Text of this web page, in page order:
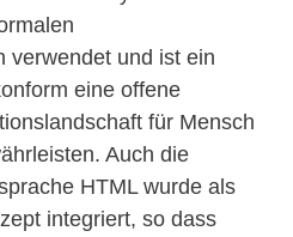
verwendet und ist ein
eine offene
für Mensch
Auch die
HTML wurde als
integriert, so dass